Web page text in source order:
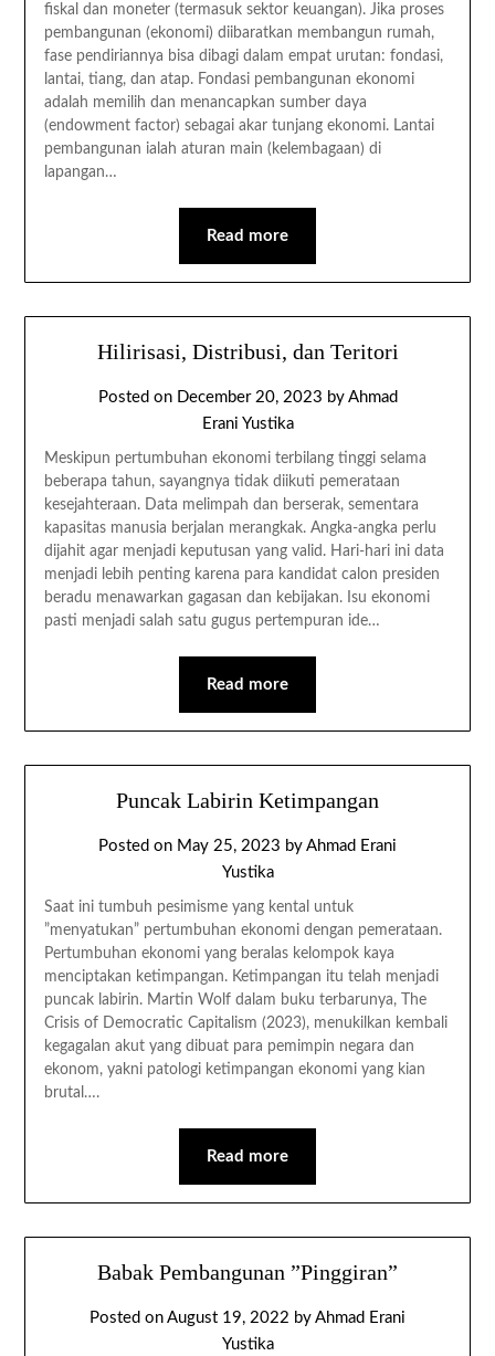
fiskal dan moneter (termasuk sektor keuangan). Jika proses
pembangunan (ekonomi) diibaratkan membangun rumah,
fase pendiriannya bisa dibagi dalam empat urutan: fondasi,
lantai, tiang, dan atap. Fondasi pembangunan ekonomi
adalah memilih dan menancapkan sumber daya
(endowment factor) sebagai akar tunjang ekonomi. Lantai
pembangunan ialah aturan main (kelembagaan) di
lapangan…
Read more
Hilirisasi, Distribusi, dan Teritori
Posted on December 20, 2023 by Ahmad
Erani Yustika
Meskipun pertumbuhan ekonomi terbilang tinggi selama
beberapa tahun, sayangnya tidak diikuti pemerataan
kesejahteraan. Data melimpah dan berserak, sementara
kapasitas manusia berjalan merangkak. Angka-angka perlu
dijahit agar menjadi keputusan yang valid. Hari-hari ini data
menjadi lebih penting karena para kandidat calon presiden
beradu menawarkan gagasan dan kebijakan. Isu ekonomi
pasti menjadi salah satu gugus pertempuran ide…
Read more
Puncak Labirin Ketimpangan
Posted on May 25, 2023 by Ahmad Erani
Yustika
Saat ini tumbuh pesimisme yang kental untuk
”menyatukan” pertumbuhan ekonomi dengan pemerataan.
Pertumbuhan ekonomi yang beralas kelompok kaya
menciptakan ketimpangan. Ketimpangan itu telah menjadi
puncak labirin. Martin Wolf dalam buku terbarunya, The
Crisis of Democratic Capitalism (2023), menukilkan kembali
kegagalan akut yang dibuat para pemimpin negara dan
ekonom, yakni patologi ketimpangan ekonomi yang kian
brutal….
Read more
Babak Pembangunan ”Pinggiran”
Posted on August 19, 2022 by Ahmad Erani
Yustika